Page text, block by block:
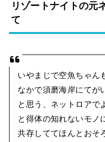
リゾートナイトの元
て
いやまじで空魚ちゃん
なかで須磨海岸にてが
と思う、ネットロアで
と得体の知れないモノ
共存しててほんとおそ